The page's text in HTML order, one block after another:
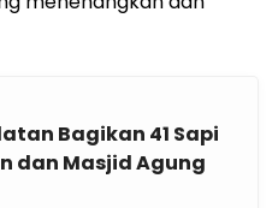
Bagikan 41 Sapi
dan Masjid Agung